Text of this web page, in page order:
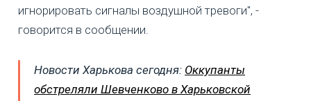
игнорировать сигналы воздушной тревоги", -
говорится в сообщении.
Новости Харькова сегодня: Оккупанты
обстреляли Шевченково в Харьковской